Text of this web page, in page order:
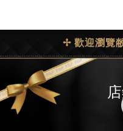
✢ 歡迎瀏覽